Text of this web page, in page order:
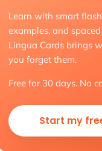
Learn with smart
examples, and
Lingua Cards brings
you forget them.
Free for 30 days. No
Start my